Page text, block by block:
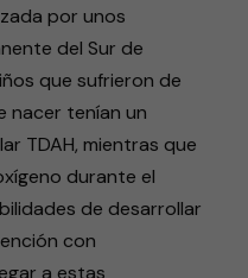
por unos
del Sur de
que sufrieron de
nacer tenían un
TDAH, mientras que
durante el
de desarrollar
con
a estas